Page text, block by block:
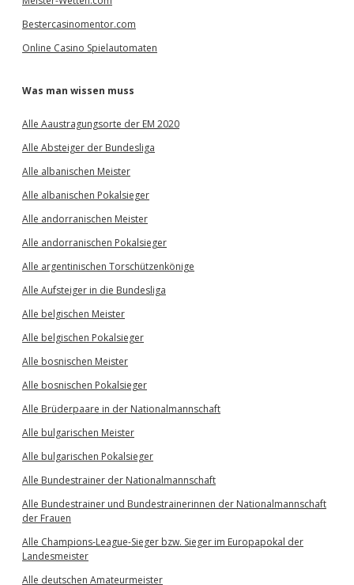
Bestercasinomentor.com
Online Casino Spielautomaten
Was man wissen muss
Alle Aaustragungsorte der EM 2020
Alle Absteiger der Bundesliga
Alle albanischen Meister
Alle albanischen Pokalsieger
Alle andorranischen Meister
Alle andorranischen Pokalsieger
Alle argentinischen Torschützenkönige
Alle Aufsteiger in die Bundesliga
Alle belgischen Meister
Alle belgischen Pokalsieger
Alle bosnischen Meister
Alle bosnischen Pokalsieger
Alle Brüderpaare in der Nationalmannschaft
Alle bulgarischen Meister
Alle bulgarischen Pokalsieger
Alle Bundestrainer der Nationalmannschaft
Alle Bundestrainer und Bundestrainerinnen der Nationalmannschaft
der Frauen
Alle Champions-League-Sieger bzw. Sieger im Europapokal der
Landesmeister
Alle deutschen Amateurmeister